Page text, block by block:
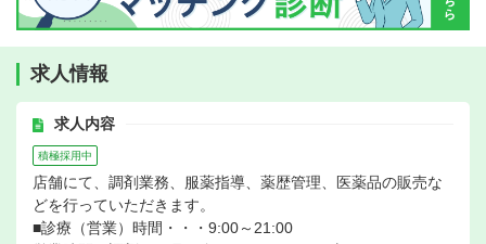
求人情報
求人内容
積極採用中
店舗にて、調剤業務、服薬指導、薬歴管理、医薬品の販売な
どを行っていただきます。
■診療（営業）時間・・・9:00～21:00